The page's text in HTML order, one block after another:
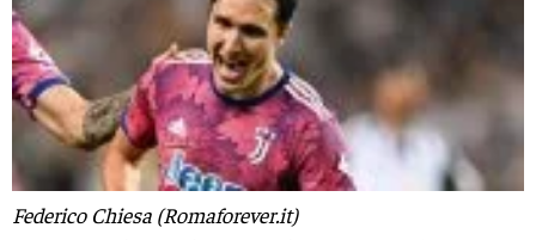
Federico Chiesa (Romaforever.it)